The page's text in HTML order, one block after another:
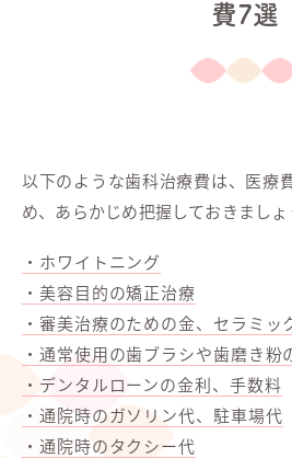
費7選
以下のような歯科治療費は、医療
め、あらかじめ把握しておきましょ
・ホワイトニング
・美容目的の矯正治療
・審美治療のための金、セラミッ
・通常使用の歯ブラシや歯磨き粉
・デンタルローンの金利、手数料
・通院時のガソリン代、駐車場代
・通院時のタクシー代